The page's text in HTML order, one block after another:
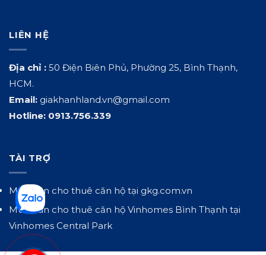
LIÊN HỆ
Địa chỉ : 50 Điện Biên Phủ, Phường 25, Bình Thạnh,
HCM.
Email: giakhanhland.vn@gmail.com
Hotline: 0913.756.339
TÀI TRỢ
Mua bán cho thuê căn hộ tại gkg.com.vn
Mua bán cho thuê căn hộ Vinhomes Bình Thạnh tại
Vinhomes Central Park